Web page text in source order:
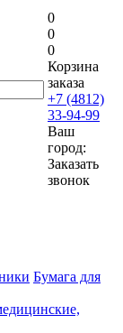
0
0
0
Корзина
заказа
+7 (4812)
33-94-99
Ваш
город:
Заказать
звонок
Бумага для